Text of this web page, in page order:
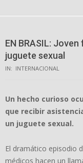
EN BRASIL:
juguete sexual
IN: INTERNACIONAL
Un hecho curioso
que recibir
un juguete sexual.
El dramático episodio
médicos hacen un